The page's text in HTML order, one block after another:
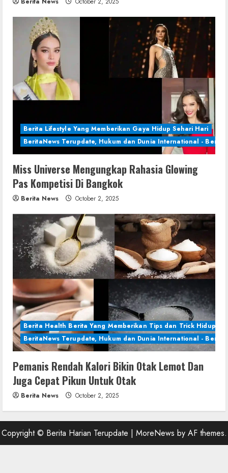
Berita Lifestyle Yang Memberikan Gaya Hidup Sehari Hari
BeritaNews Terupdate, Hukum dan Dunia International - Berita
Miss Universe Mengungkap Rahasia Glowing
Pas Kompetisi Di Bangkok
Berita News October 2, 2025
Berita Health Berita Yang Memberikan Tips dan Trick Hidup
BeritaNews Terupdate, Hukum dan Dunia International - Berita
Pemanis Rendah Kalori Bikin Otak Lemot Dan
Juga Cepat Pikun Untuk Otak
Berita News October 2, 2025
Copyright © Berita Harian Terupdate | MoreNews by AF themes.